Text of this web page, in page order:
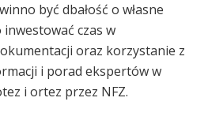
być dbałość o własne
czas w
oraz korzystanie z
i porad ekspertów w
i ortez przez NFZ.